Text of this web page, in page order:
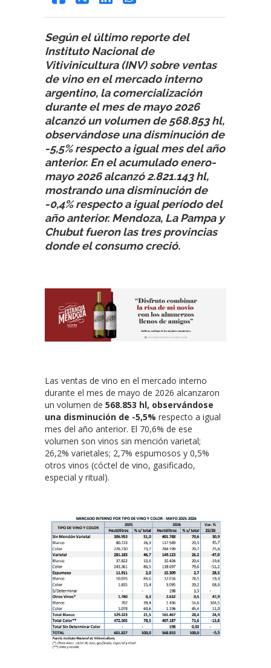
Según el último reporte del
Instituto Nacional de
Vitivinicultura (INV) sobre ventas
de vino en el mercado interno
argentino, la comercialización
durante el mes de mayo 2026
alcanzó un volumen de 568.853 hl,
observándose una disminución de
-5,5% respecto a igual mes del año
anterior. En el acumulado enero-
mayo 2026 alcanzó 2.821.143 hl,
mostrando una disminución de
-0,4% respecto a igual período del
año anterior. Mendoza, La Pampa y
Chubut fueron las tres provincias
donde el consumo creció.
Las ventas de vino en el mercado interno
durante el mes de mayo de 2026 alcanzaron
un volumen de 568.853 hl, observándose
una disminución de -5,5% respecto a igual
mes del año anterior. El 70,6% de ese
volumen son vinos sin mención varietal;
26,2% varietales; 2,7% espumosos y 0,5%
otros vinos (cóctel de vino, gasificado,
especial y ritual).